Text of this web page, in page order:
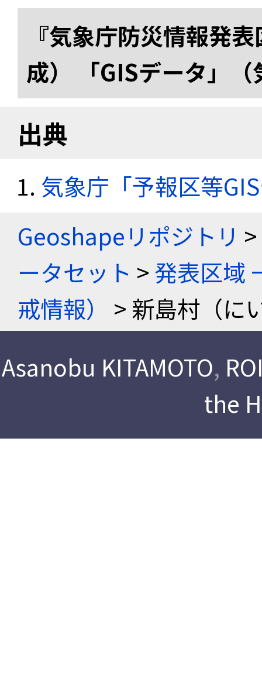
『気象庁防災情報発
成） 「GISデータ」
出典
気象庁「予報区等
Geoshapeリポジトリ >
ータセット >発表区域
戒情報）
> 新島村（に
Asanobu KITAMOTO,
the